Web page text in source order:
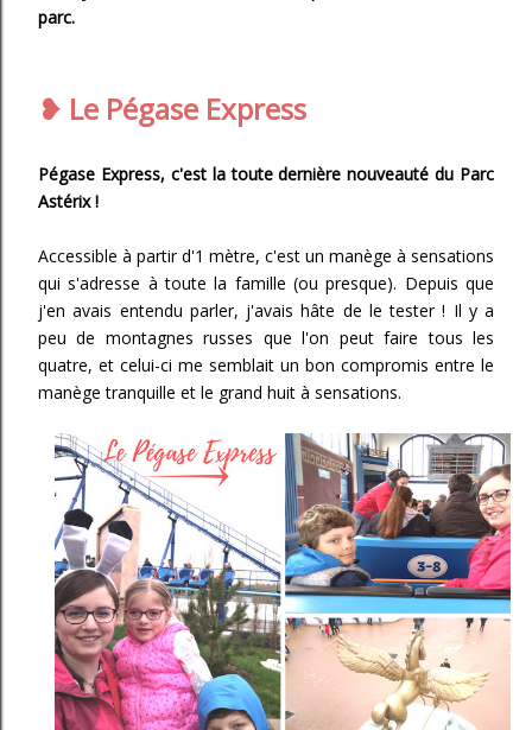
parc.
❥ Le Pégase Express
Pégase Express, c'est la toute dernière nouveauté du Parc
Astérix !
Accessible à partir d'1 mètre, c'est un manège à sensations
qui s'adresse à toute la famille (ou presque). Depuis que
j'en avais entendu parler, j'avais hâte de le tester ! Il y a
peu de montagnes russes que l'on peut faire tous les
quatre, et celui-ci me semblait un bon compromis entre le
manège tranquille et le grand huit à sensations.